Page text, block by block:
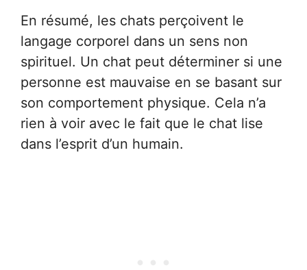
En résumé, les chats perçoivent le
langage corporel dans un sens non
spirituel. Un chat peut déterminer si une
personne est mauvaise en se basant sur
son comportement physique. Cela n’a
rien à voir avec le fait que le chat lise
dans l’esprit d’un humain.